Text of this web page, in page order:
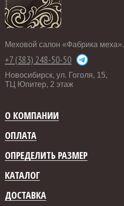
Меховой салон «Фабрика меха».
+7 (383) 248-50-50
Новосибирск, ул. Гоголя, 15,
ТЦ Юпитер, 2 этаж
О КОМПАНИИ
ОПЛАТА
ОПРЕДЕЛИТЬ РАЗМЕР
КАТАЛОГ
ДОСТАВКА